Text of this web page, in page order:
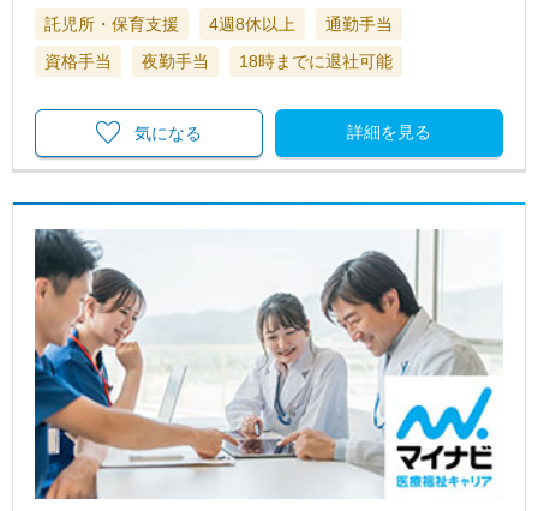
託児所・保育支援 4週8休以上
通勤手当
資格手当
夜勤手当 18時までに退社可能
詳細を見る
気になる